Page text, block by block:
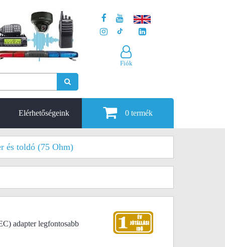
Fiók
Elérhetőségeink 0 termék
és toldó (75 Ohm)
adapter legfontosabb